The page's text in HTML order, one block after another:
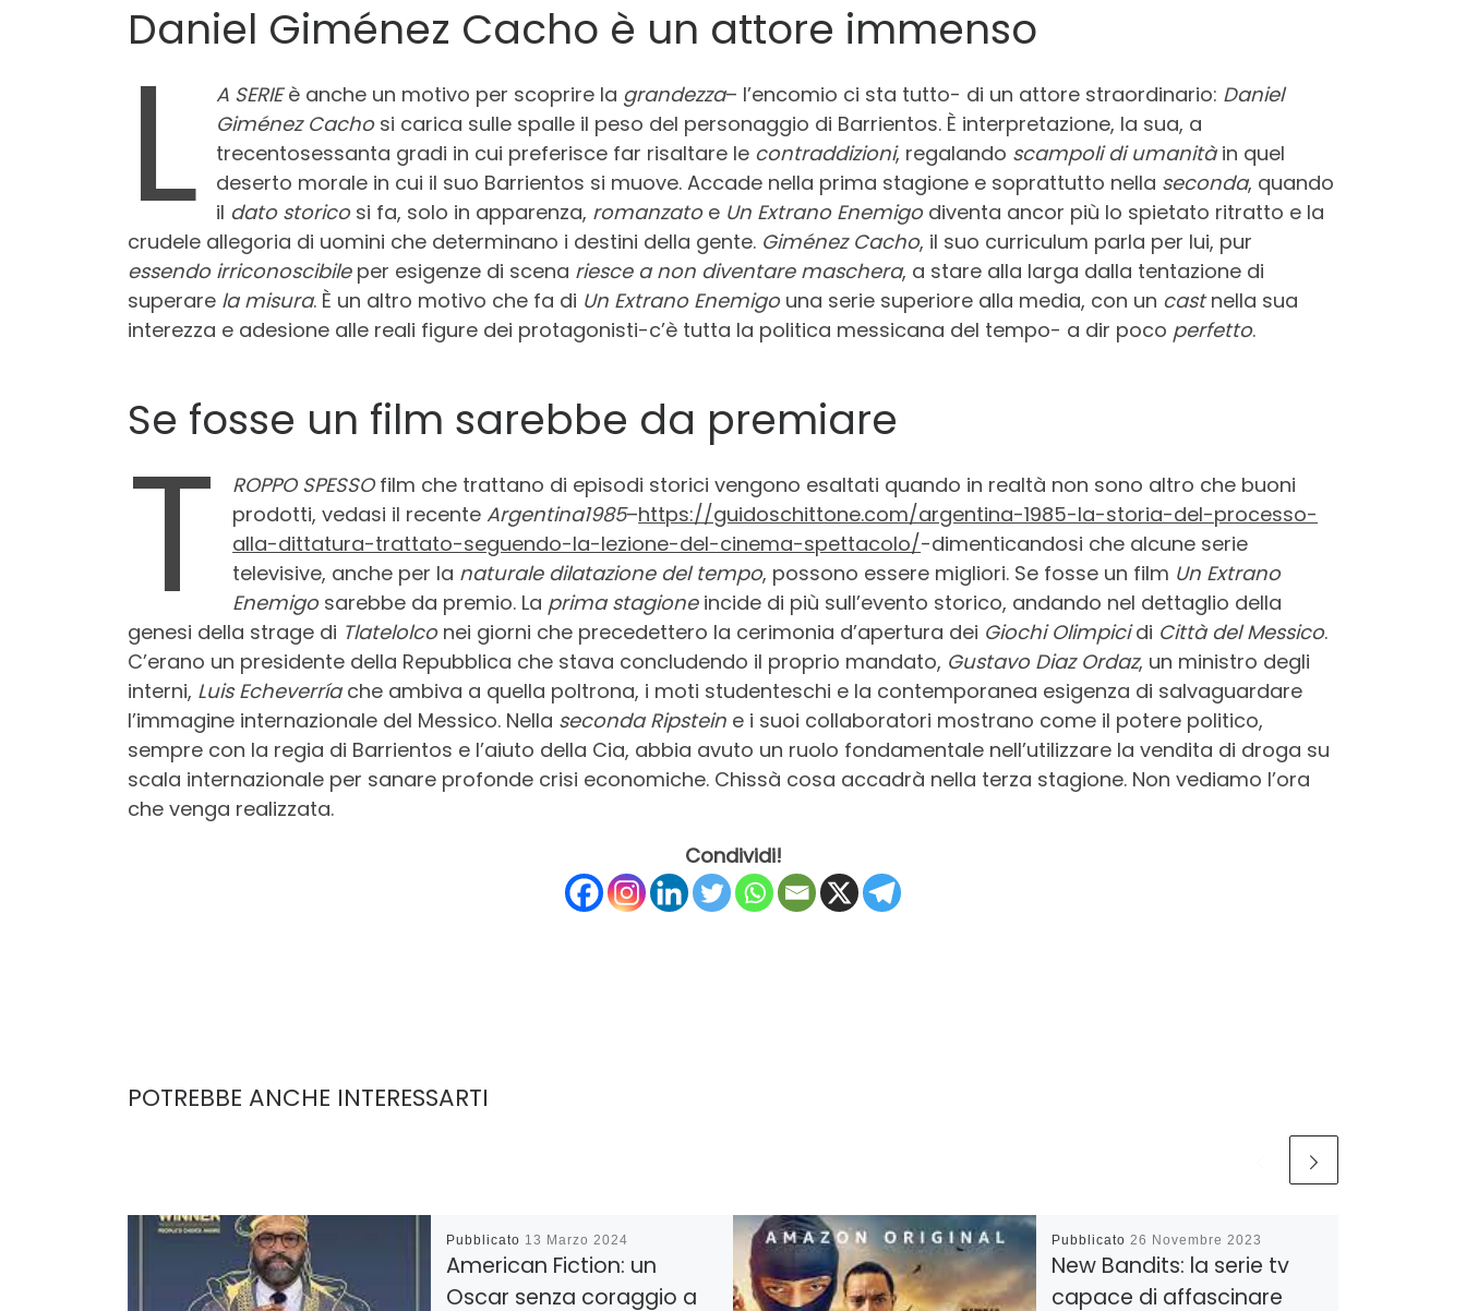
Daniel Giménez Cacho è un attore immenso
L A SERIEè anche un motivo per scoprire la grandezza– l’encomio ci sta tutto- di un attore straordinario: Daniel
Giménez Cachosi carica sulle spalle il peso del personaggio di Barrientos. È interpretazione, la sua, a
trecentosessanta gradi in cui preferisce far risaltare le contraddizioni, regalando scampoli di umanitàin quel
deserto morale in cui il suo Barrientos si muove. Accade nella prima stagione e soprattutto nella seconda, quando
il dato storicosi fa, solo in apparenza, romanzato e Un Extrano Enemigodiventa ancor più lo spietato ritratto e la
crudele allegoria di uomini che determinano i destini della gente. Giménez Cacho, il suo curriculum parla per lui, pur
essendo irriconoscibileper esigenze di scena riesce a non diventare maschera, a stare alla larga dalla tentazione di
superare la misura. È un altro motivo che fa di Un Extrano Enemigouna serie superiore alla media, con un castnella sua
interezza e adesione alle reali figure dei protagonisti-c’è tutta la politica messicana del tempo- a dir poco perfetto.
Se fosse un film sarebbe da premiare
T ROPPO SPESSOfilm che trattano di episodi storici vengono esaltati quando in realtà non sono altro che buoni
prodotti, vedasi il recenteArgentina1985–https://guidoschittone.com/argentina-1985-la-storia-del-processo-
alla-dittatura-trattato-seguendo-la-lezione-del-cinema-spettacolo/-dimenticandosi che alcune serie
televisive, anche per la naturale dilatazione del tempo, possono essere migliori. Se fosse un film Un Extrano
Enemigosarebbe da premio. La prima stagioneincide di più sull’evento storico, andando nel dettaglio della
genesi della strage di Tlatelolconei giorni che precedettero la cerimonia d’apertura dei Giochi Olimpicidi Città del Messico.
C’erano un presidente della Repubblica che stava concludendo il proprio mandato, Gustavo Diaz Ordaz, un ministro degli
interni, Luis Echeverríache ambiva a quella poltrona, i moti studenteschi e la contemporanea esigenza di salvaguardare
l’immagine internazionale del Messico. Nella seconda Ripstein e i suoi collaboratori mostrano come il potere politico,
sempre con la regia di Barrientos e l’aiuto della Cia, abbia avuto un ruolo fondamentale nell’utilizzare la vendita di droga su
scala internazionale per sanare profonde crisi economiche. Chissà cosa accadrà nella terza stagione. Non vediamo l’ora
che venga realizzata.
Condividi!
POTREBBE ANCHE INTERESSARTI
Pubblicato 13 Marzo 2024
American Fiction: un
Oscar senza coraggio a
Pubblicato 26 Novembre 2023
New Bandits: la serie tv
capace di affascinare